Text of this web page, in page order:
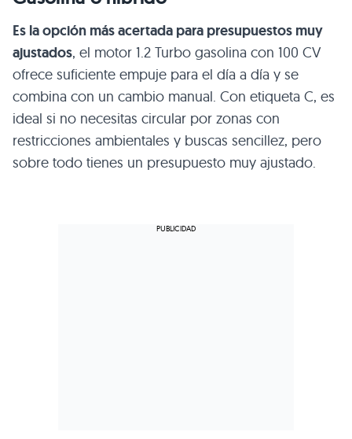
Es la opción más acertada para presupuestos muy
ajustados, el motor 1.2 Turbo gasolina con 100 CV
ofrece suficiente empuje para el día a día y se
combina con un cambio manual. Con etiqueta C, es
ideal si no necesitas circular por zonas con
restricciones ambientales y buscas sencillez, pero
sobre todo tienes un presupuesto muy ajustado.